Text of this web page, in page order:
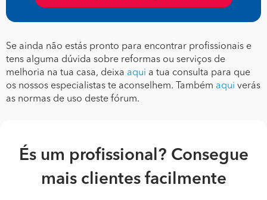
Se ainda não estás pronto para encontrar profissionais e
tens alguma dúvida sobre reformas ou serviços de
melhoria na tua casa, deixa aqui a tua consulta para que
os nossos especialistas te aconselhem. Também aqui verás
as normas de uso deste fórum.
És um profissional? Consegue
mais clientes facilmente